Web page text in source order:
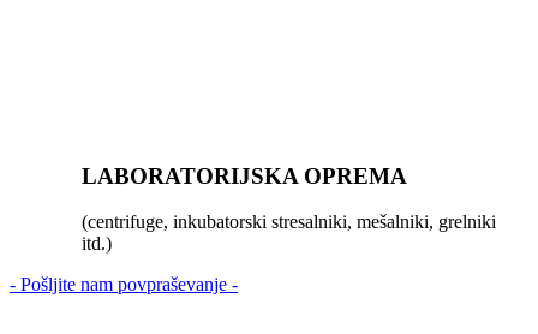
LABORATORIJSKA OPREMA
(centrifuge, inkubatorski stresalniki, mešalniki, grelniki
itd.)
- Pošljite nam povpraševanje -